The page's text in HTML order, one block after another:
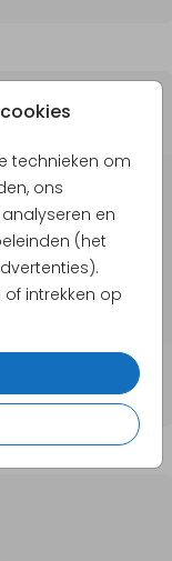
technieken om
ons
en
(het
intrekken op